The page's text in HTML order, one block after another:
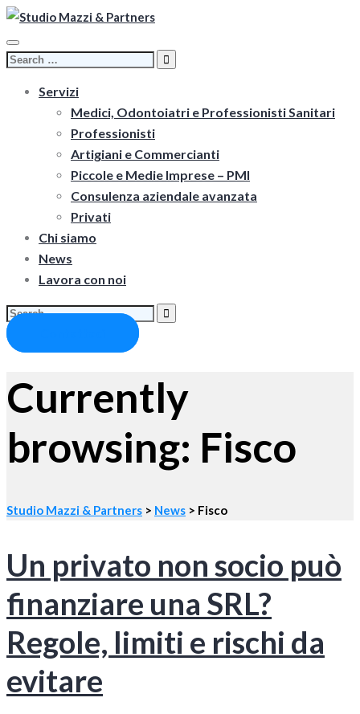
Toggle
navigation
Search
Servizi
Medici, Odontoiatri e Professionisti Sanitari
Professionisti
Artigiani e Commercianti
Piccole e Medie Imprese – PMI
Consulenza aziendale avanzata
Privati
Chi siamo
News
Lavora con noi
Search
for:
Currently
browsing: Fisco
Studio Mazzi & Partners > News > Fisco
Un privato non socio può
finanziare una SRL?
Regole, limiti e rischi da
evitare